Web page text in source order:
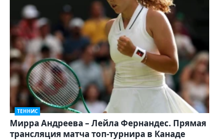
ТЕННИС
Мирра Андреева – Лейла Фернандес. Прямая
трансляция матча топ-турнира в Канаде